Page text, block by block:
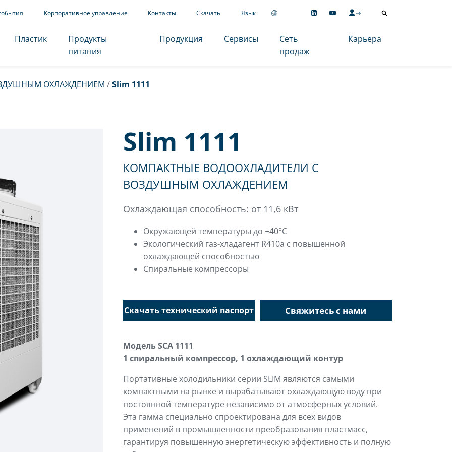
Корпоративное управление Контакты Скачать Язык
Пластик
Продукты
питания
Продукция Сервисы
Сеть
продаж
Карьера
ОХЛАЖДЕНИЕМ /Slim 1111
Slim 1111
КОМПАКТНЫЕ ВОДООХЛАДИТЕЛИ С
ВОЗДУШНЫМ ОХЛАЖДЕНИЕМ
Охлаждающая способность: от 11,6 кВт
Oкружающей температуры до +40°C
Экологический газ-хладагент R410a с повышенной
охлаждающей способностью
Спиральные компрессоры
Скачать технический паспорт Свяжитесь с нами
Модель SCA 1111
1 спиральный компрессор, 1 охлаждающий контур
Портативные холодильники серии SLIM являются самыми
компактными на рынке и вырабатывают охлаждающую воду при
постоянной температуре независимо от атмосферных условий.
Эта гамма специально спроектирована для всех видов
применений в промышленности преобразования пластмасс,
гарантируя повышенную энергетическую эффективность и полную